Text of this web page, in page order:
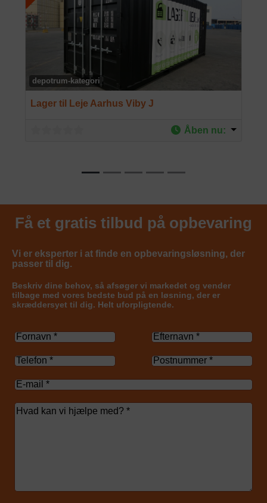
depotrum-kategori
Lager til Leje Aarhus Viby J
Åben nu:
Få et gratis tilbud på opbevaring
Vi er eksperter i at finde en opbevaringsløsning, der
passer til dig.
Beskriv dine behov, så afsøger vi markedet og vender
tilbage med vores bedste bud på en løsning, der er
skræddersyet til dig. Helt uforpligtende.